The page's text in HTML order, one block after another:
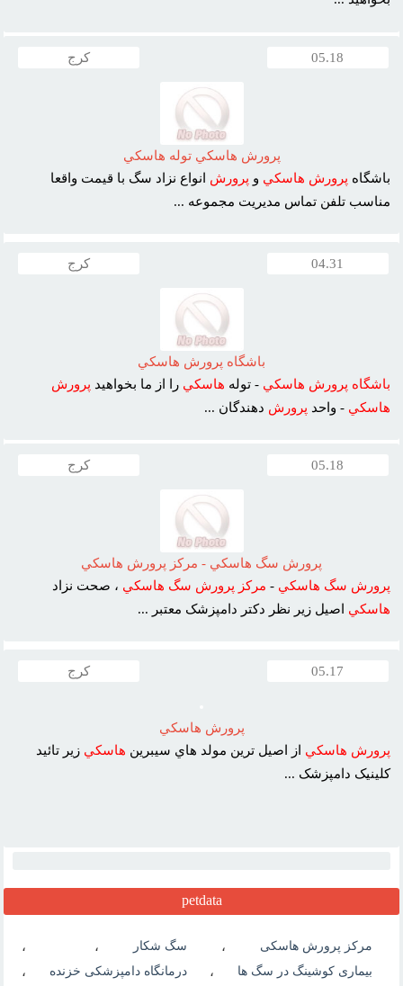
05.18 کرج
پرورش هاسکي توله هاسکي
باشگاه پرورش هاسکي و پرورش انواع نزاد سگ با قيمت واقعا
مناسب تلفن تماس مديريت مجموعه ...
04.31 کرج
باشگاه پرورش هاسکي
باشگاه پرورش هاسکي - توله هاسکي را از ما بخواهيد پرورش
هاسکي - واحد پرورش دهندگان ...
05.18 کرج
پرورش سگ هاسکي - مرکز پرورش هاسکي
پرورش سگ هاسکي - مرکز پرورش سگ هاسکي ، صحت نزاد
هاسکي اصيل زير نظر دکتر دامپزشک معتبر ...
05.17 کرج
پرورش هاسکي
پرورش هاسکي از اصيل ترين مولد هاي سيبرين هاسکي زير تائيد
کلينيک دامپزشک ...
petdata
مرکز پرورش هاسکی ، سگ شکار ، ،
بیماری کوشینگ در سگ ها ، درمانگاه دامپزشکی خزنده ،